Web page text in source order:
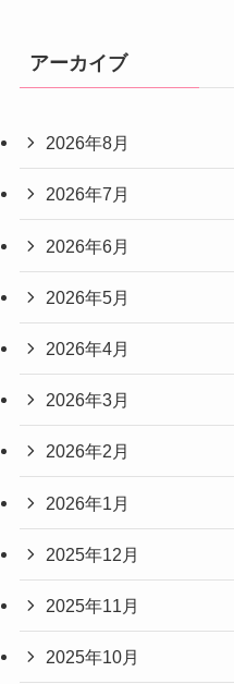
アーカイブ
2026年8月
2026年7月
2026年6月
2026年5月
2026年4月
2026年3月
2026年2月
2026年1月
2025年12月
2025年11月
2025年10月